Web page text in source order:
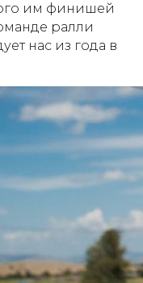
им финишей
ралли
нас из года в